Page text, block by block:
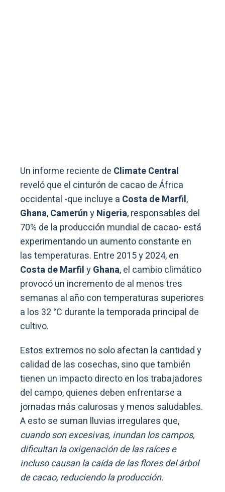
Un informe reciente de Climate Central
reveló que el cinturón de cacao de África
occidental -que incluye a Costa de Marfil,
Ghana,CamerúnyNigeria, responsables del
70% de la producción mundial de cacao- está
experimentando un aumento constante en
las temperaturas. Entre 2015 y 2024, en
Costa de MarfilyGhana, el cambio climático
provocó un incremento de al menos tres
semanas al año con temperaturas superiores
a los 32 °C durante la temporada principal de
cultivo.
Estos extremos no solo afectan la cantidad y
calidad de las cosechas, sino que también
tienen un impacto directo en los trabajadores
del campo, quienes deben enfrentarse a
jornadas más calurosas y menos saludables.
A esto se suman lluvias irregulares que,
cuando son excesivas, inundan los campos,
dificultan la oxigenación de las raíces e
incluso causan la caída de las flores del árbol
de cacao, reduciendo la producción.